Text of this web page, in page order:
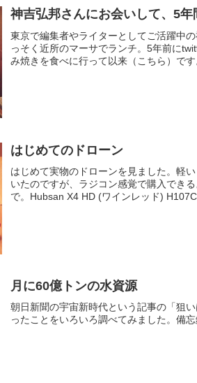
神吉弘邦さんにお会いして、5年
東京で編集者やライターとしてご活躍中
っそく近所のマーサでランチ。5年前に
み焼きを食べに行って以来（こちら）です
はじめてのドローン
はじめて実物のドローンを見ました。軽
いたのですが、ラジコン感覚で購入でき
で。Hubsan X4 HD (ワインレッド)
月に60億トンの水資源
朝日新聞の宇宙新時代という記事の「狙
ったことをいろいろ調べてみました。備忘